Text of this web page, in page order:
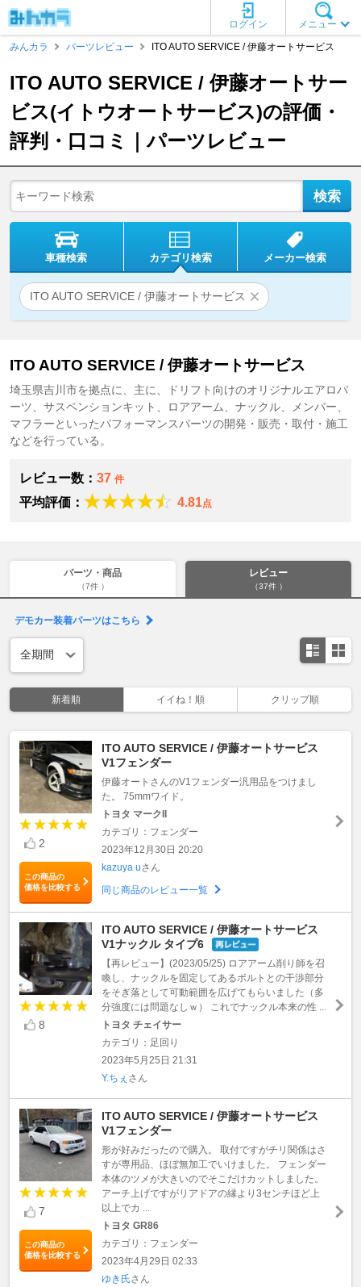
メニュー
ログイン
みんカラ
パーツレビュー ITO AUTO SERVICE / 伊藤オートサービス
ITO AUTO SERVICE / 伊藤オートサー
ビス(イトウオートサービス)の評価・
評判・口コミ｜パーツレビュー
車種検索 カテゴリ検索 メーカー検索
ITO AUTO SERVICE / 伊藤オートサービス
ITO AUTO SERVICE / 伊藤オートサービス
埼玉県吉川市を拠点に、主に、ドリフト向けのオリジナルエアロパ
ーツ、サスペンションキット、ロアアーム、ナックル、メンバー、
マフラーといったパフォーマンスパーツの開発・販売・取付・施工
などを行っている。
レビュー数： 37 件
平均評価： 4.81点
パーツ・商品
（7件 ）
レビュー
（37件 ）
デモカー装着パーツはこちら
新着順 イイね！順 クリップ順
2
この商品の
価格を比較する
ITO AUTO SERVICE / 伊藤オートサービス
V1フェンダー
伊藤オートさんのV1フェンダー汎用品をつけまし
た。 75mmワイド。
トヨタ マークII
カテゴリ：フェンダー
2023年12月30日 20:20
kazuya uさん
同じ商品のレビュー一覧
8
ITO AUTO SERVICE / 伊藤オートサービス
V1ナックル タイプ6
【再レビュー】(2023/05/25) ロアアーム削り師を召
喚し、ナックルを固定してあるボルトとの干渉部分
をそぎ落として可動範囲を広げてもらいました（多
分強度には問題なしｗ） これでナックル本来の性 ...
トヨタ チェイサー
カテゴリ：足回り
2023年5月25日 21:31
Y.ちぇ さん
7
この商品の
価格を比較する
ITO AUTO SERVICE / 伊藤オートサービス
V1フェンダー
形が好みだったので購入。 取付ですがチリ関係はさ
すが専用品、ほぼ無加工でいけました。 フェンダー
本体のツメが大きいのでそこだけカットしました。
アーチ上げですがリアドアの縁より3センチほど上
以上でカ ...
トヨタ GR86
カテゴリ：フェンダー
2023年4月29日 02:33
ゆき氏さん